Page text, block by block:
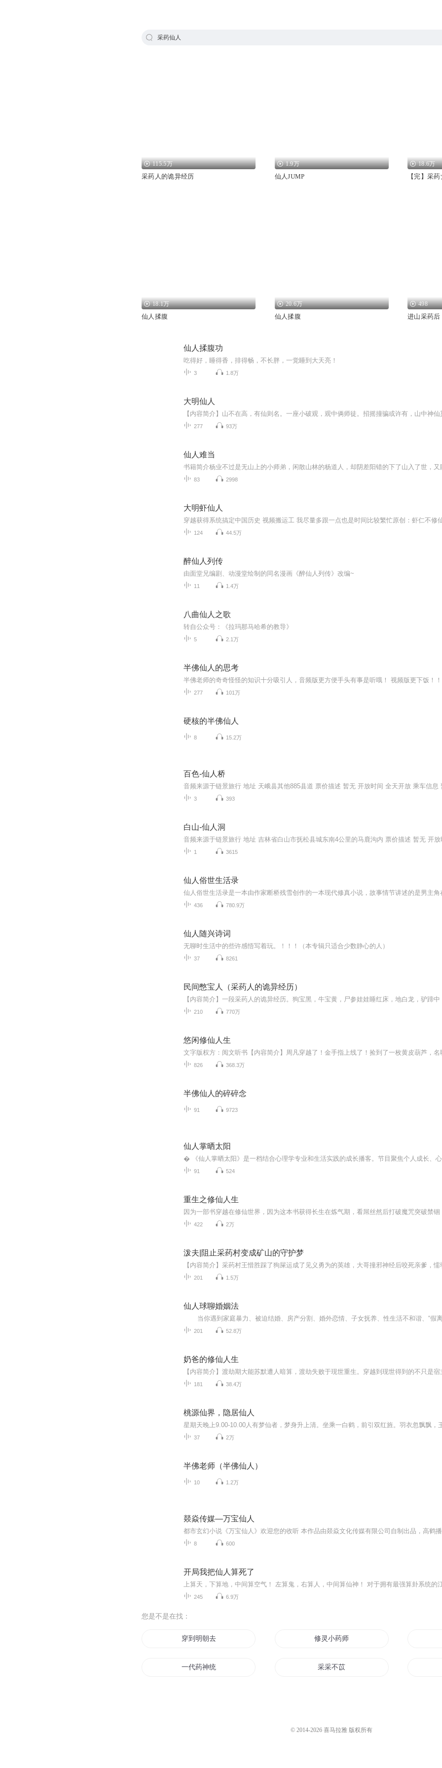
采药仙人
115.5万
采药人的诡异经历
1.9万
仙人JUMP
18.6万
【完】采
18.1万
仙人揉腹
20.6万
仙人揉腹
498
进山采药后
仙人揉腹功
吃得好，睡得香，排得畅，不长胖，一觉睡到大天亮！
3 1.8万
大明仙人
277 93万
仙人难当
83 2998
大明虾仙人
穿越获得系统搞定中国历史 视频搬运工 我尽量多跟一点也是时间比较繁忙原创：虾仁不修
124 44.5万
醉仙人列传
由面堂兄编剧、动漫堂绘制的同名漫画《醉仙人列传》改编~
11 1.4万
八曲仙人之歌
转自公众号：《拉玛那马哈希的教导》
5 2.1万
半佛仙人的思考
半佛老师的奇奇怪怪的知识十分吸引人，音频版更方便手头有事是听哦！ 视频版更下饭！
277 101万
硬核的半佛仙人
8 15.2万
百色-仙人桥
音频来源于链景旅行 地址 天峨县其他885县道 票价描述 暂无 开放时间 全天开放 乘车信息
3 393
白山-仙人洞
音频来源于链景旅行 地址 吉林省白山市抚松县城东南4公里的马鹿沟内 票价描述 暂无 开
1 3615
仙人俗世生活录
436 780.9万
仙人随兴诗词
无聊时生活中的些许感悟写着玩。！！！（本专辑只适合少数静心的人）
37 8261
民间憋宝人（采药人的诡异经历）
210 770万
悠闲修仙人生
826 368.3万
半佛仙人的碎碎念
91 9723
仙人掌晒太阳
91 524
重生之修仙人生
因为一部书穿越在修仙世界，因为这本书获得长生在炼气期，看屌丝然后打破魔咒突破禁
422 2万
泼夫|阻止采药村变成矿山的守护梦
201 1.5万
仙人球聊婚姻法
201 52.8万
奶爸的修仙人生
181 38.4万
桃源仙界，隐居仙人
37 2万
半佛老师（半佛仙人）
10 1.2万
燚焱传媒—万宝仙人
8 600
开局我把仙人算死了
245 6.9万
您是不是在找：
穿到明朝去采花 修灵小药师
一代药神统三界 采采不苡
© 2014-2026 喜马拉雅 版权所有